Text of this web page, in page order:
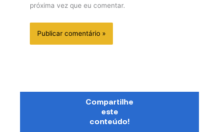
próxima vez que eu comentar.
Compartilhe
este
conteúdo!